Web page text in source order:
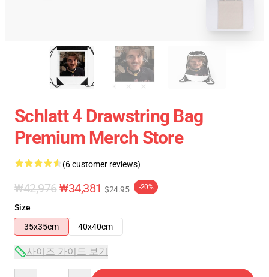
Schlatt 4 Drawstring Bag
Premium Merch Store
(6 customer reviews)
₩42,976₩34,381 $24.95 -20%
Size
35x35cm
40x40cm
사이즈 가이드 보기